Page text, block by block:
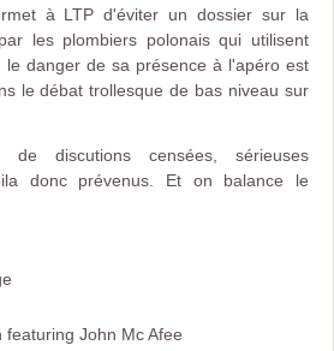
à LTP d'éviter un dossier sur la
les plombiers polonais qui utilisent
le danger de sa présence à l'apéro est
le débat trollesque de bas niveau sur
de discutions censées, sérieuses
donc prévenus. Et on balance le
featuring John Mc Afee